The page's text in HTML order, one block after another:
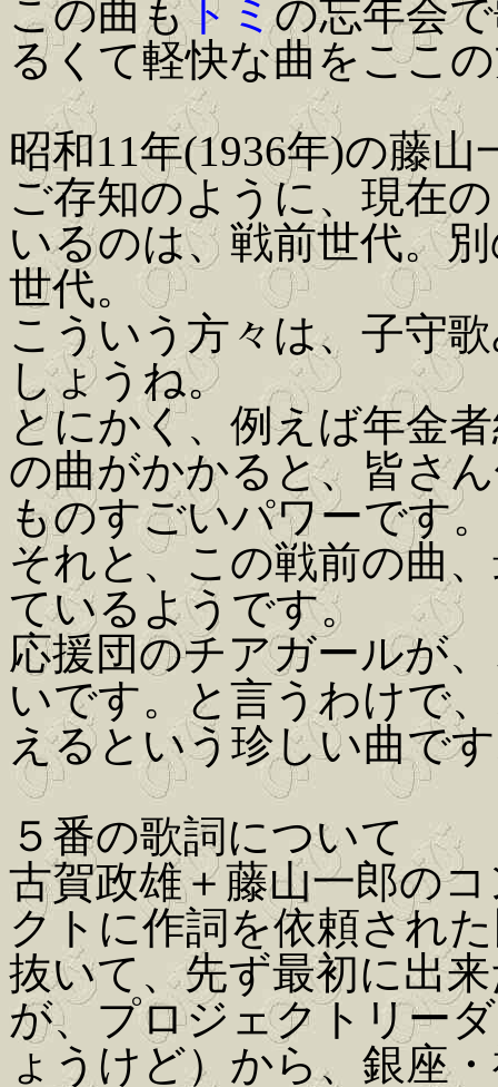
この曲もトミの忘年会
るくて軽快な曲をここ
昭和11年(1936年)の藤
ご存知のように、現在
いるのは、戦前世代。
世代。
こういう方々は、子守
しょうね。
とにかく、例えば年金
の曲がかかると、皆さ
ものすごいパワーです。
それと、この戦前の曲
ているようです。
応援団のチアガールが
いです。と言うわけで
えるという珍しい曲で
５番の歌詞について
古賀政雄＋藤山一郎の
クトに作詞を依頼され
抜いて、先ず最初に出
が、プロジェクトリー
ょうけど）から、銀座